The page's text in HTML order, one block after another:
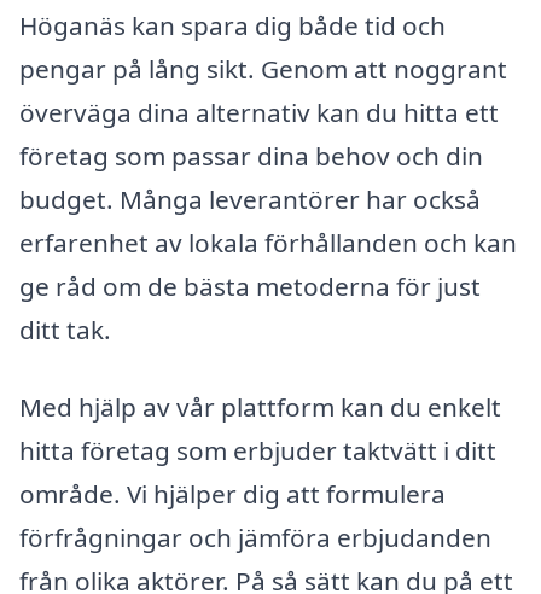
Höganäs kan spara dig både tid och
pengar på lång sikt. Genom att noggrant
överväga dina alternativ kan du hitta ett
företag som passar dina behov och din
budget. Många leverantörer har också
erfarenhet av lokala förhållanden och kan
ge råd om de bästa metoderna för just
ditt tak.
Med hjälp av vår plattform kan du enkelt
hitta företag som erbjuder taktvätt i ditt
område. Vi hjälper dig att formulera
förfrågningar och jämföra erbjudanden
från olika aktörer. På så sätt kan du på ett